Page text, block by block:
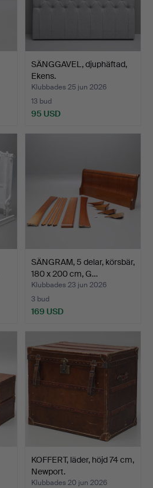
SÄNGGAVEL, djuphäftad,
Ekens.
Klubbades 25 jun 2026
13 bud
95 USD
SÄNGRAM, 5 delar, körsbär,
180 x 200 cm, G…
Klubbades 23 jun 2026
3 bud
169 USD
KOFFERT, läder, höjd 74 cm,
Newport.
Klubbades 20 jun 2026